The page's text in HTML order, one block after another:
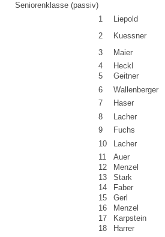
Seniorenklasse (passiv)
1
Liepold
2
Kuessner
3
Maier
4
Heckl
5
Geitner
6
Wallenberger
7
Haser
8
Lacher
9
Fuchs
10
Lacher
11
Auer
12
Menzel
13
Stark
14
Faber
15
Gerl
16
Menzel
17
Karpstein
18
Harrer